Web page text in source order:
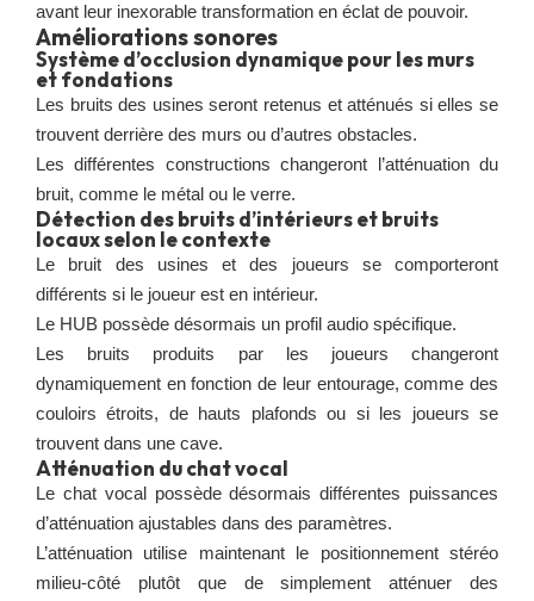
avant leur inexorable transformation en éclat de pouvoir.
Améliorations sonores
Système d’occlusion dynamique pour les murs
et fondations
Les bruits des usines seront retenus et atténués si elles se
trouvent derrière des murs ou d’autres obstacles.
Les différentes constructions changeront l’atténuation du
bruit, comme le métal ou le verre.
Détection des bruits d’intérieurs et bruits
locaux selon le contexte
Le bruit des usines et des joueurs se comporteront
différents si le joueur est en intérieur.
Le HUB possède désormais un profil audio spécifique.
Les bruits produits par les joueurs changeront
dynamiquement en fonction de leur entourage, comme des
couloirs étroits, de hauts plafonds ou si les joueurs se
trouvent dans une cave.
Atténuation du chat vocal
Le chat vocal possède désormais différentes puissances
d’atténuation ajustables dans des paramètres.
L’atténuation utilise maintenant le positionnement stéréo
milieu-côté plutôt que de simplement atténuer des